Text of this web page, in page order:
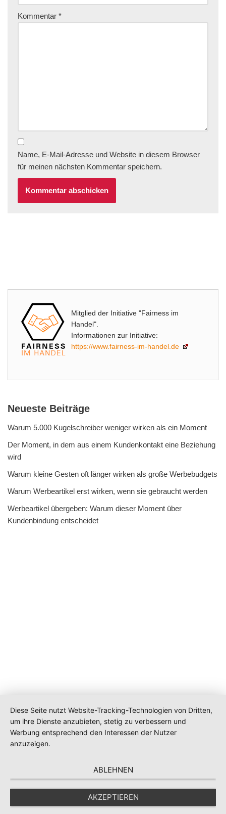
Kommentar *
Name, E-Mail-Adresse und Website in diesem Browser
für meinen nächsten Kommentar speichern.
Mitglied der Initiative "Fairness im
Handel".
Informationen zur Initiative:
https://www.fairness-im-handel.de
Neueste Beiträge
Warum 5.000 Kugelschreiber weniger wirken als ein Moment
Der Moment, in dem aus einem Kundenkontakt eine Beziehung
wird
Warum kleine Gesten oft länger wirken als große Werbebudgets
Warum Werbeartikel erst wirken, wenn sie gebraucht werden
Werbeartikel übergeben: Warum dieser Moment über
Kundenbindung entscheidet
Diese Seite nutzt Website-Tracking-Technologien von Dritten,
um ihre Dienste anzubieten, stetig zu verbessern und
Werbung entsprechend den Interessen der Nutzer
anzuzeigen.
ABLEHNEN
AKZEPTIEREN